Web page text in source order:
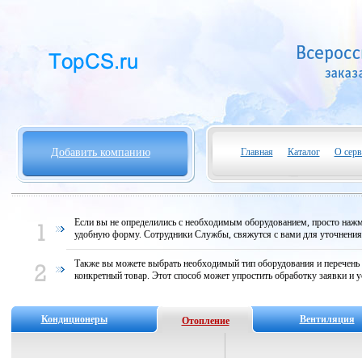
Добавить компанию Главная Каталог О
Если вы не определились с необходимым оборудованием, просто
удобную форму. Сотрудники Службы, свяжутся с вами для
Также вы можете выбрать необходимый тип оборудования и
конкретный товар. Этот способ может упростить обработку заявки и
Кондиционеры Отопление Вентиляция